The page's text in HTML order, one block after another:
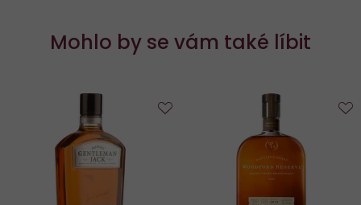
Mohlo by se vám také líbit
oblíbených